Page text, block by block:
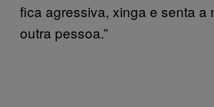
fica agressiva, xinga e senta a
outra pessoa.”